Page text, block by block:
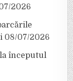
2026
08/07/2026
începutul